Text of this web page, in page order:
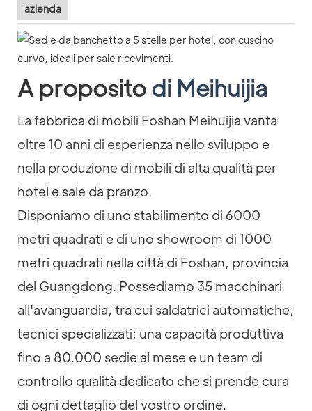
azienda
A propositodi Meihuijia
La fabbrica di mobili Foshan Meihuijia vanta
oltre 10 anni di esperienza nello sviluppo e
nella produzione di mobili di alta qualità per
hotel e sale da pranzo.
Disponiamo di uno stabilimento di 6000
metri quadrati e di uno showroom di 1000
metri quadrati nella città di Foshan, provincia
del Guangdong. Possediamo 35 macchinari
all'avanguardia, tra cui saldatrici automatiche;
tecnici specializzati; una capacità produttiva
fino a 80.000 sedie al mese e un team di
controllo qualità dedicato che si prende cura
di ogni dettaglio del vostro ordine.